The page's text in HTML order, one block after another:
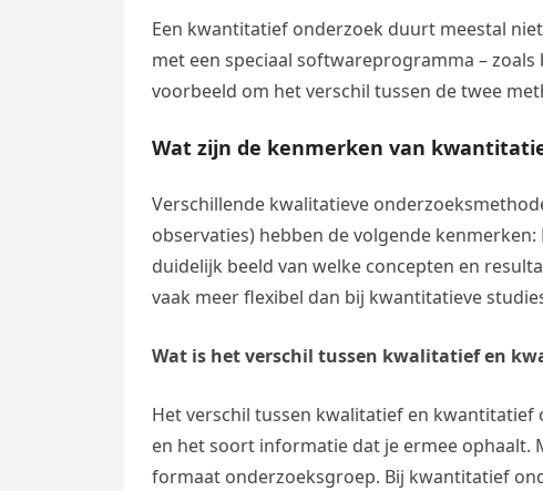
Een kwantitatief onderzoek duurt meestal
met een speciaal softwareprogramma – zoals
voorbeeld om het verschil tussen de twee
Wat zijn de kenmerken van
Verschillende kwalitatieve
observaties) hebben de volgende
duidelijk beeld van welke concepten en
vaak meer flexibel dan bij kwantitatieve
Wat is het verschil tussen kwalitatief en
Het verschil tussen kwalitatief en
en het soort informatie dat je ermee ophaalt.
formaat onderzoeksgroep. Bij kwantitatief